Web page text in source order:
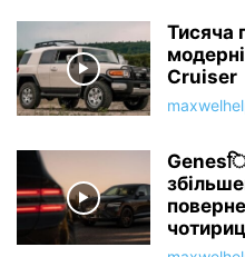
Тисяча
Cruiser